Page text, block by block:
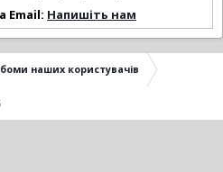
Email: Напишіть нам
наших користувачів